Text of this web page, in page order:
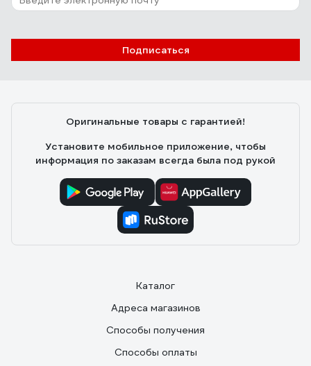
Подписаться
Оригинальные товары с гарантией!
Установите мобильное приложение, чтобы
информация по заказам всегда была под рукой
Каталог
Адреса магазинов
Способы получения
Способы оплаты